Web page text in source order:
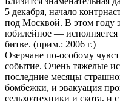
5 декабря, начало
под Москвой. В этом году
юбилейное — исполняется
битве. (прим.: 2006 г.)
Озерчане по-особому
событие. Очень тяжелые
последние месяцы
бомбежки, и эвакуация
сельхозтехники и скота, и